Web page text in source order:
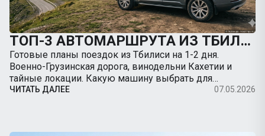
ТОП-3 АВТОМАРШРУТА ИЗ ТБИЛИСИ НА ВЫХОДНЫЕ: КУДА ПОЕХАТЬ НА МАШИНЕ
Готовые планы поездок из Тбилиси на 1-2 дня.
Военно-Грузинская дорога, винодельни Кахетии и
тайные локации. Какую машину выбрать для
путешествия.
ЧИТАТЬ ДАЛЕЕ 07.05.2026